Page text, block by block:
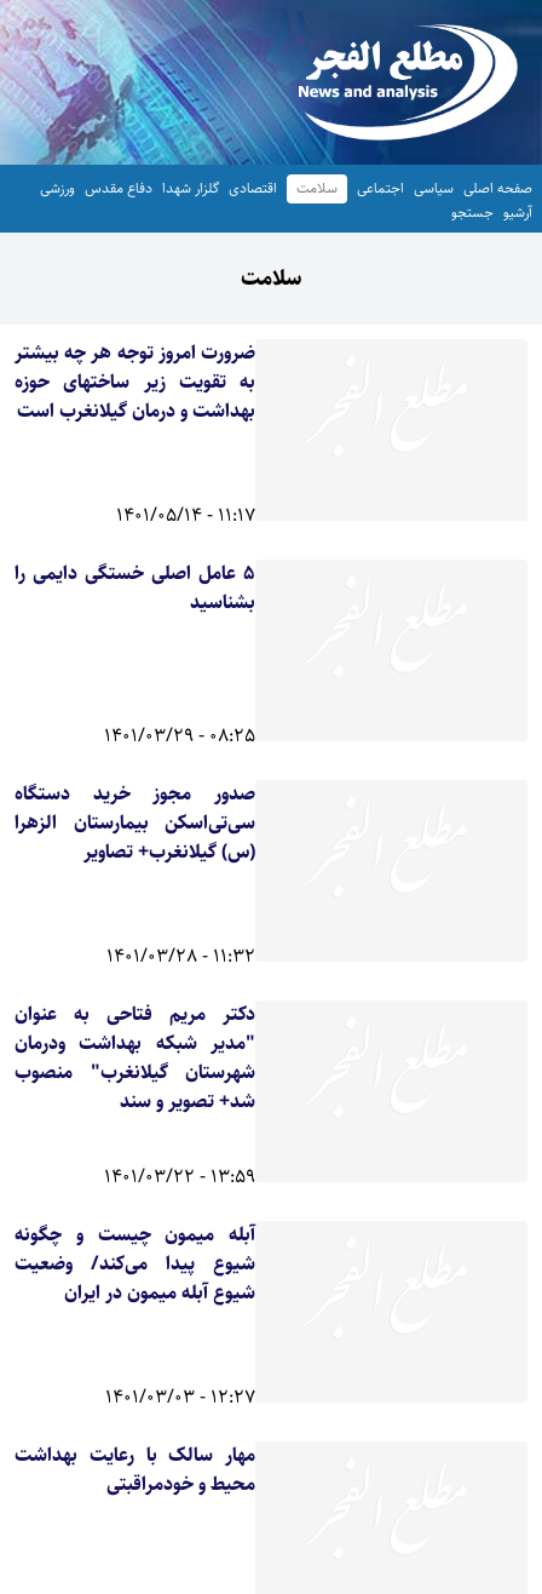
صفحه اصلی سیاسی اجتماعی سلامت اقتصادی گلزار شهدا دفاع مقدس ورزشی
آرشیو جستجو
سلامت
ضرورت امروز توجه هر چه بیشتر
به تقویت زیر ساختهای حوزه
بهداشت و درمان گیلانغرب است
11:17 - 1401/05/14
5 عامل اصلی خستگی دایمی را
بشناسید
08:25 - 1401/03/29
صدور مجوز خرید دستگاه
سی‌تی‌اسکن بیمارستان الزهرا
(س) گیلانغرب+ تصاویر
11:32 - 1401/03/28
دکتر مریم فتاحی به عنوان
"مدیر شبکه بهداشت ودرمان
شهرستان گیلانغرب" منصوب
شد+ تصویر و سند
13:59 - 1401/03/22
آبله میمون چیست و چگونه
شیوع پیدا می‌کند/ وضعیت
شیوع آبله میمون در ایران
12:27 - 1401/03/03
مهار سالک با رعایت بهداشت
محیط و خودمراقبتی